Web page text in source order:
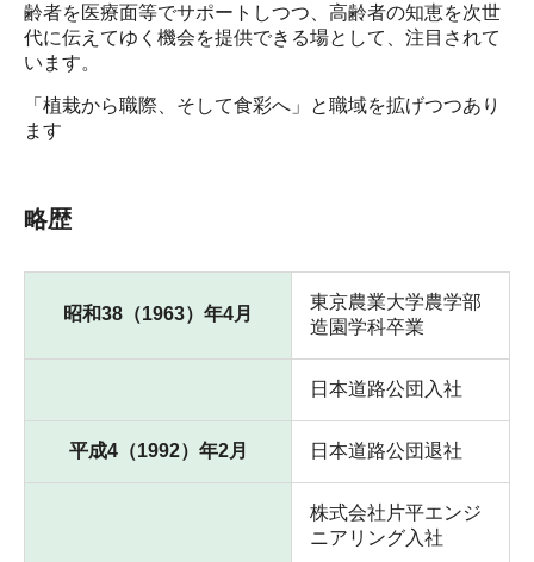
齢者を医療面等でサポートしつつ、高齢者の知恵を次世
代に伝えてゆく機会を提供できる場として、注目されて
います。
「植栽から職際、そして食彩へ」と職域を拡げつつあり
ます
略歴
昭和38（1963）年4月
東京農業大学農学部
造園学科卒業
日本道路公団入社
平成4（1992）年2月 日本道路公団退社
株式会社片平エンジ
ニアリング入社